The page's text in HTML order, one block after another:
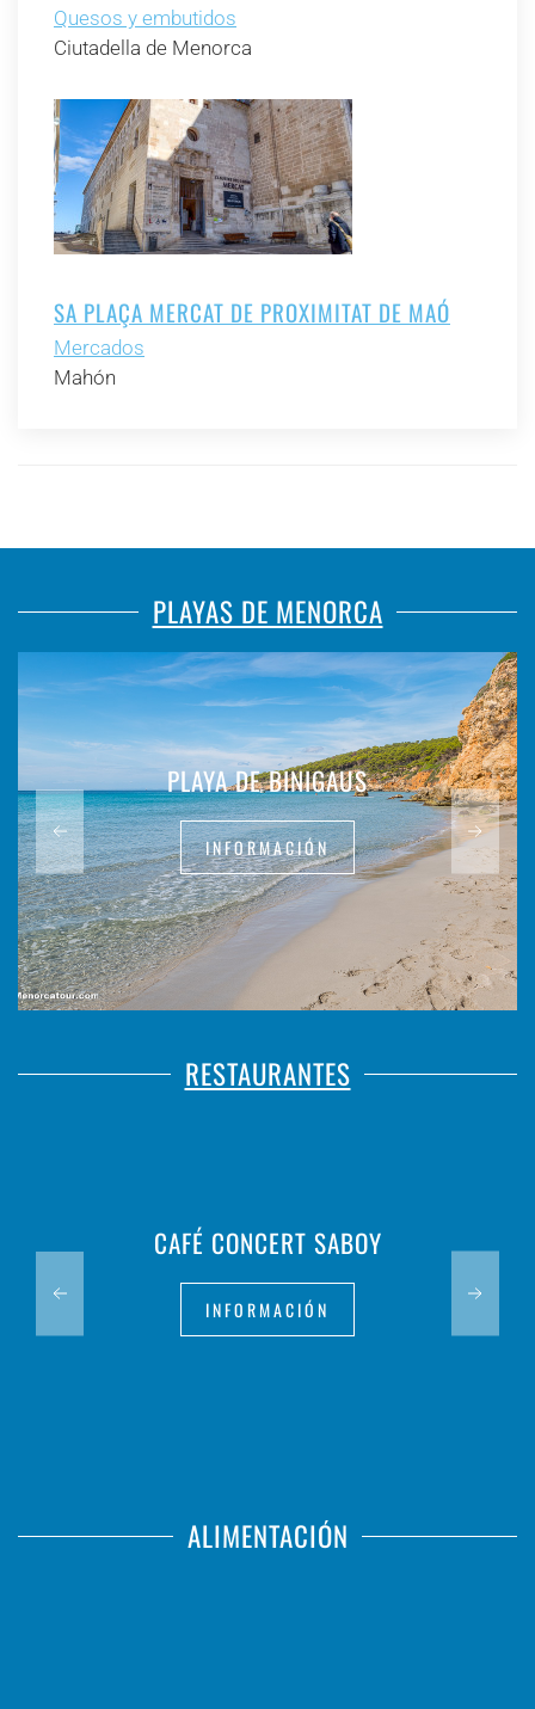
Quesos y embutidos
Ciutadella de Menorca
SA PLAÇA MERCAT DE PROXIMITAT DE MAÓ
Mercados
Mahón
PLAYAS DE MENORCA
PLAYA DE BINIGAUS
INFORMACIÓN
RESTAURANTES
CAFÉ CONCERT SABOY
INFORMACIÓN
ALIMENTACIÓN